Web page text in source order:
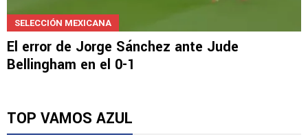
SELECCIÓN MEXICANA
El error de Jorge Sánchez ante Jude
Bellingham en el 0-1
TOP VAMOS AZUL